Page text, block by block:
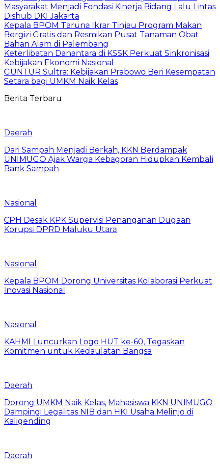
Masyarakat Menjadi Fondasi Kinerja Bidang Lalu Lintas
Dishub DKI Jakarta
Kepala BPOM Taruna Ikrar Tinjau Program Makan
Bergizi Gratis dan Resmikan Pusat Tanaman Obat
Bahan Alam di Palembang
Keterlibatan Danantara di KSSK Perkuat Sinkronisasi
Kebijakan Ekonomi Nasional
GUNTUR Sultra: Kebijakan Prabowo Beri Kesempatan
Setara bagi UMKM Naik Kelas
Berita Terbaru
Daerah
Dari Sampah Menjadi Berkah, KKN Berdampak
UNIMUGO Ajak Warga Kebagoran Hidupkan Kembali
Bank Sampah
Nasional
CPH Desak KPK Supervisi Penanganan Dugaan
Korupsi DPRD Maluku Utara
Nasional
Kepala BPOM Dorong Universitas Kolaborasi Perkuat
Inovasi Nasional
Nasional
KAHMI Luncurkan Logo HUT ke-60, Tegaskan
Komitmen untuk Kedaulatan Bangsa
Daerah
Dorong UMKM Naik Kelas, Mahasiswa KKN UNIMUGO
Dampingi Legalitas NIB dan HKI Usaha Melinjo di
Kaligending
Daerah